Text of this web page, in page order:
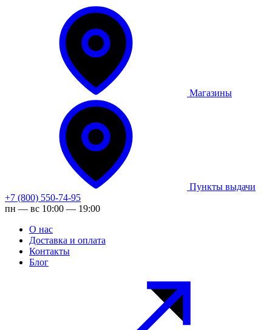
Магазины
Пункты выдачи
+7 (800) 550-74-95
пн — вс 10:00 — 19:00
О нас
Доставка и оплата
Контакты
Блог